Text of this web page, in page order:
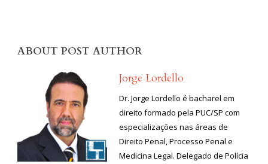
ABOUT POST AUTHOR
Jorge Lordello
Dr. Jorge Lordello é bacharel em
direito formado pela PUC/SP com
especializações nas áreas de
Direito Penal, Processo Penal e
Medicina Legal. Delegado de Polícia